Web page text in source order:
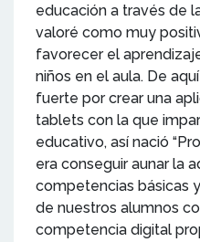
educación a través de
valoré como muy
favorecer el
niños en el aula. De
fuerte por crear una
tablets con la que
educativo, así nació
era conseguir aunar la
competencias básicas
de nuestros alumnos
competencia digital